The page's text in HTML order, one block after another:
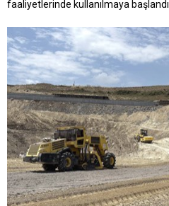
faaliyetlerinde kullanılmaya başlandı.